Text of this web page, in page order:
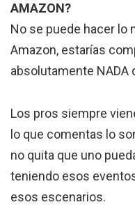
AMAZON?
No se puede hacer lo
Amazon, estarías
absolutamente NADA
Los pros siempre
lo que comentas lo
no quita que uno
teniendo esos
esos escenarios.